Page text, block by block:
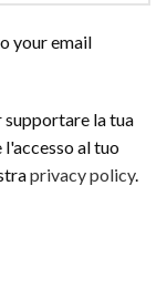
your email
la tua
al tuo
privacy policy.